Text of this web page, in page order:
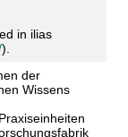
in ilias
).
der
Wissens